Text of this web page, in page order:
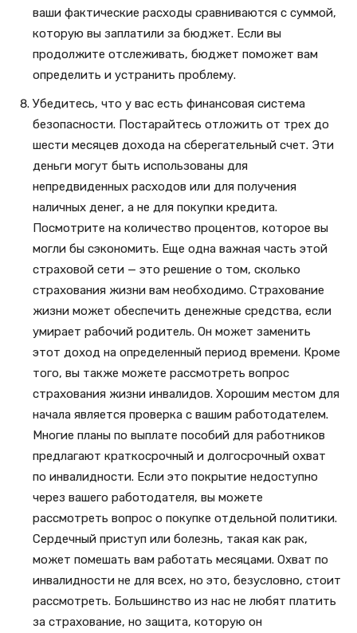
ваши фактические расходы сравниваются с суммой,
которую вы заплатили за бюджет. Если вы
продолжите отслеживать, бюджет поможет вам
определить и устранить проблему.
Убедитесь, что у вас есть финансовая система
безопасности. Постарайтесь отложить от трех до
шести месяцев дохода на сберегательный счет. Эти
деньги могут быть использованы для
непредвиденных расходов или для получения
наличных денег, а не для покупки кредита.
Посмотрите на количество процентов, которое вы
могли бы сэкономить. Еще одна важная часть этой
страховой сети — это решение о том, сколько
страхования жизни вам необходимо. Страхование
жизни может обеспечить денежные средства, если
умирает рабочий родитель. Он может заменить
этот доход на определенный период времени. Кроме
того, вы также можете рассмотреть вопрос
страхования жизни инвалидов. Хорошим местом для
начала является проверка с вашим работодателем.
Многие планы по выплате пособий для работников
предлагают краткосрочный и долгосрочный охват
по инвалидности. Если это покрытие недоступно
через вашего работодателя, вы можете
рассмотреть вопрос о покупке отдельной политики.
Сердечный приступ или болезнь, такая как рак,
может помешать вам работать месяцами. Охват по
инвалидности не для всех, но это, безусловно, стоит
рассмотреть. Большинство из нас не любят платить
за страхование, но защита, которую он